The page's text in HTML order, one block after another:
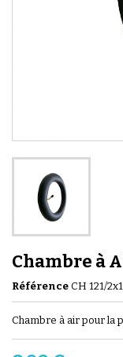
Chambre à
Référence CH 121/
Chambre à air pour la